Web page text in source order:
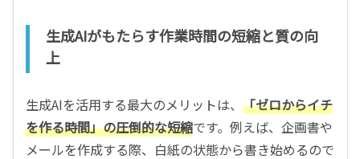
生成AIがもたらす作業時間の短縮と質の向
上
生成AIを活用する最大のメリットは、 「ゼロからイチ
を作る時間」の圧倒的な短縮です。例えば、企画書や
メールを作成する際、白紙の状態から書き始めるので